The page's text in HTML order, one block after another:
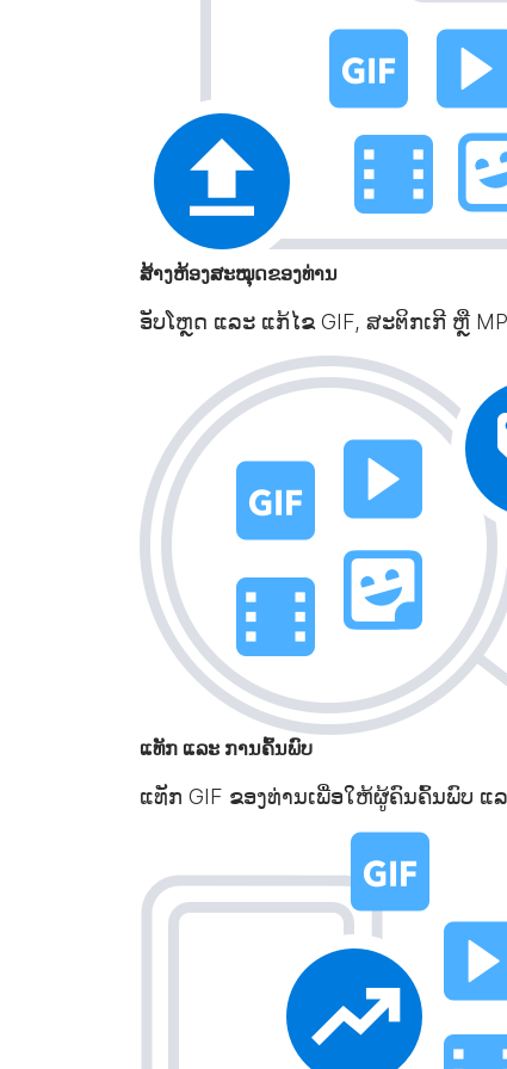
ສ້າງຫ້ອງສະໝຸດຂອງທ່ານ
ອັບໂຫຼດ ແລະ ແກ້ໄຂ GIF, ສະຕິກເກີ ຫຼື
ແທັກ ແລະ ການຄົ້ນພົບ
ແທັກ GIF ຂອງທ່ານເພື່ອໃຫ້ຜູ້ຄົນຄົ້ນພົບ ແ